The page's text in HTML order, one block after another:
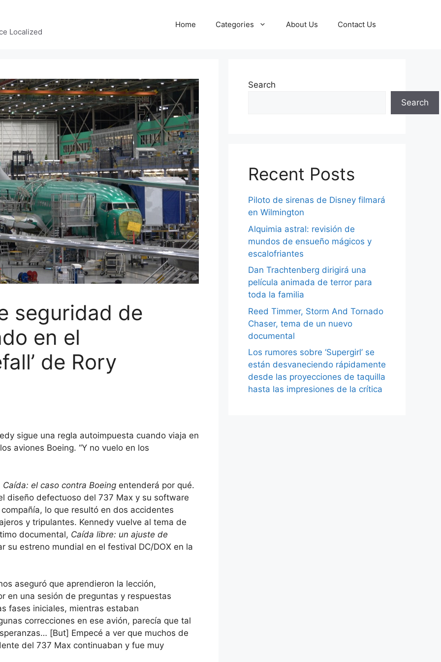
Localized
Home Categories About Us Contact Us
seguridad de
en el
de Rory
sigue una regla autoimpuesta cuando viaja en
aviones Boeing. “Y no vuelo en los
Caída: el caso contra Boeing entenderá por qué.
diseño defectuoso del 737 Max y su software
lo que resultó en dos accidentes
y tripulantes. Kennedy vuelve al tema de
documental, Caída libre: un ajuste de
su estreno mundial en el festival DC/DOX en la
aseguró que aprendieron la lección,
en una sesión de preguntas y respuestas
fases iniciales, mientras estaban
correcciones en ese avión, parecía que tal
[But] Empecé a ver que muchos de
del 737 Max continuaban y fue muy
Search
Search
Recent Posts
Piloto de sirenas de Disney filmará
en Wilmington
Alquimia astral: revisión de
mundos de ensueño mágicos y
escalofriantes
Dan Trachtenberg dirigirá una
película animada de terror para
toda la familia
Reed Timmer, Storm And Tornado
Chaser, tema de un nuevo
documental
Los rumores sobre ‘Supergirl’ se
están desvaneciendo rápidamente
desde las proyecciones de taquilla
hasta las impresiones de la crítica